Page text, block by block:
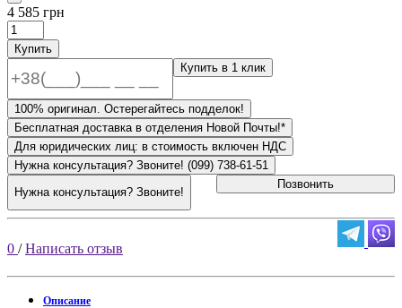
4 585 грн
Купить
Купить в 1 клик
100% оригинал. Остерегайтесь подделок!
Бесплатная доставка в отделения Новой Почты!*
Для юридических лиц: в стоимость включен НДС
Нужна консультация? Звоните! (099) 738-61-51
Нужна консультация? Звоните!
Позвонить
0 /Написать отзыв
Описание